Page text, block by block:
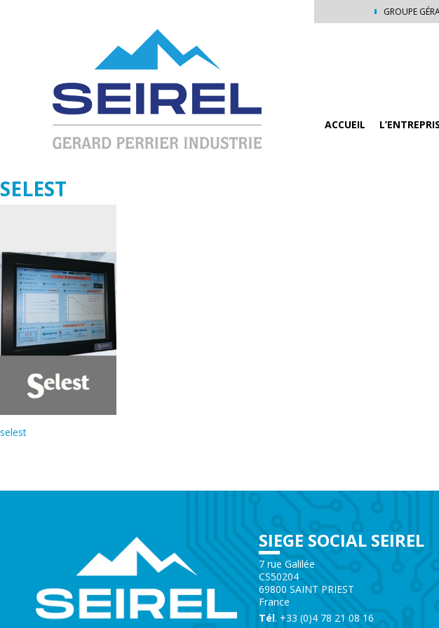
GROUPE
ACCUEIL
SELEST
selest
SIEGE SOCIAL SEIREL
7 rue Galilée
CS50204
69800 SAINT PRIEST
France
Tél. +33 (0)4 78 21 08 16